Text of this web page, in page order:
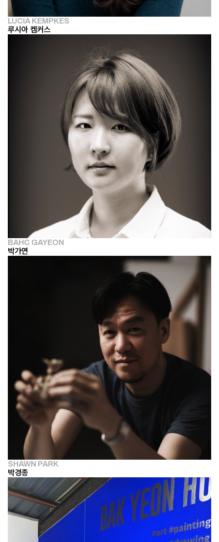
LUCIA KEMPKES
루시아 켐커스
BAHC GAYEON
박가연
SHAWN PARK
박경종